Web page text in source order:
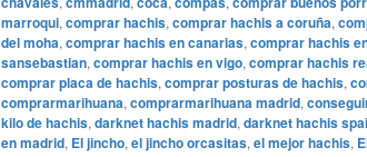
marroqui, comprar hachis, comprar hachis a coruña,
del moha, comprar hachis en canarias, comprar hachis
sansebastian, comprar hachis en vigo, comprar hachis
comprar placa de hachis, comprar posturas de hachis,
comprarmarihuana, comprarmarihuana madrid,
kilo de hachis, darknet hachis madrid, darknet hachis
en madrid, El jincho, el jincho orcasitas, el mejor hachis,